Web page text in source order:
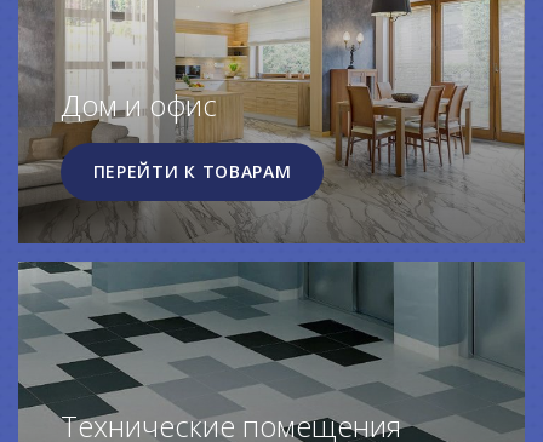
Дом и офис
ПЕРЕЙТИ К ТОВАРАМ
Технические помещения